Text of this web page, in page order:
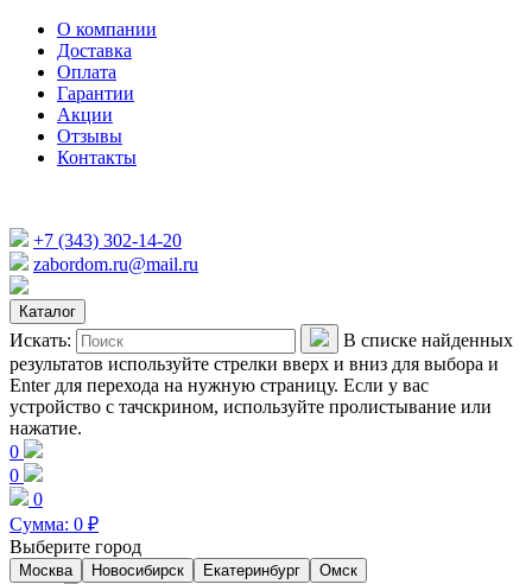
О компании
Доставка
Оплата
Гарантии
Акции
Отзывы
Контакты
+7 (343) 302-14-20
zabordom.ru@mail.ru
Каталог
Искать:
В списке найденных
результатов используйте стрелки вверх и вниз для выбора и
Enter для перехода на нужную страницу. Если у вас
устройство с тачскрином, используйте пролистывание или
нажатие.
0
0
0
Сумма: 0 ₽
Выберите город
Москва Новосибирск Екатеринбург Омск